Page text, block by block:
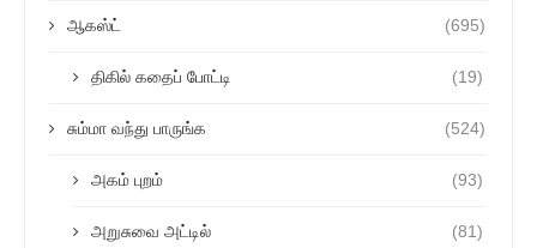
ஆகஸ்ட் (695)
திகில் கதைப் போட்டி (19)
சும்மா வந்து பாருங்க (524)
அகம் புறம் (93)
அறுசுவை அட்டில் (81)